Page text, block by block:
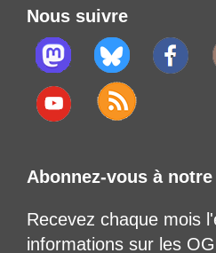
Nous suivre
Abonnez-vous à
Recevez chaque mois
informations sur les